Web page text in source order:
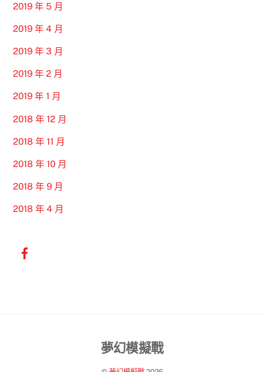
2019 年 5 月
2019 年 4 月
2019 年 3 月
2019 年 2 月
2019 年 1 月
2018 年 12 月
2018 年 11 月
2018 年 10 月
2018 年 9 月
2018 年 4 月
Back
夢幻模擬戰